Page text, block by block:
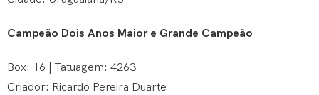
Campeão Dois Anos Maior e Grande Campeão
Box: 16
| Tatuagem: 4263
Criador: Ricardo Pereira Duarte